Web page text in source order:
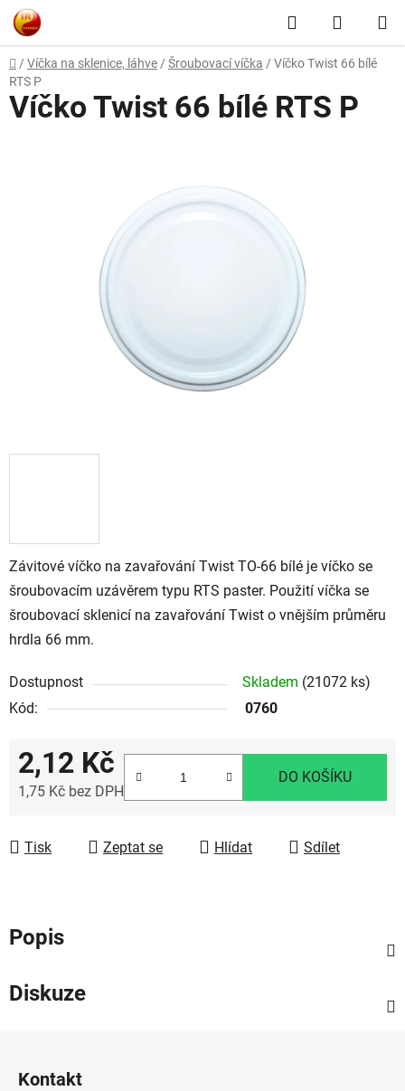
Přejít
na
obsah
Hledat
KOŠÍK
Domů
/ Víčka na sklenice, láhve / Šroubovací víčka / Víčko Twist 66 bílé
RTS P
Závitové víčko na zavařování Twist TO-66 bílé je víčko se
šroubovacím uzávěrem typu RTS paster. Použití víčka se
šroubovací sklenicí na zavařování Twist o vnějším průměru
hrdla 66 mm.
Dostupnost Skladem (21072 ks)
Kód:
0760
2,12 Kč
1,75 Kč bez DPH
DO KOŠÍKU
Tisk Zeptat se Hlídat Sdílet
Víčko Twist 66 bílé RTS P
Popis
Diskuze
Kontakt